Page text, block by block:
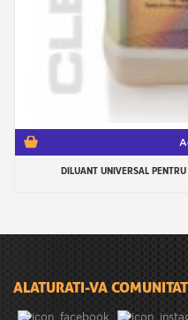
DILUANT UNIVERSAL
ALATURATI-VA